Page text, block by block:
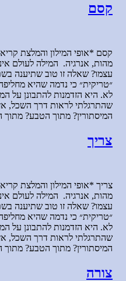
קסם
קסם *אופי המילון והמלצת
מהות, אנרגיה. המילה לעולם
עצמו? שאלה זו טוב שתיענה
״טריקית״ כי נדמה שהיא
לא. היא הזדמנות להתבונן על
שהתרגלתי לראות דרך השכל,
המיסתורין? מתוך הטבע?
צריך
צריך *אופי המילון והמלצת
מהות, אנרגיה. המילה לעולם
עצמו? שאלה זו טוב שתיענה
״טריקית״ כי נדמה שהיא
לא. היא הזדמנות להתבונן על
שהתרגלתי לראות דרך השכל,
המיסתורין? מתוך הטבע?
צורה